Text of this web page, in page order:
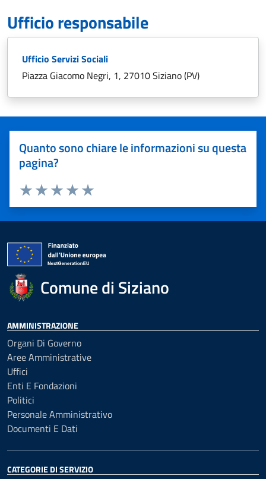
Ufficio responsabile
Ufficio Servizi Sociali
Piazza Giacomo Negri, 1, 27010 Siziano (PV)
Quanto sono chiare le informazioni su questa
pagina?
Valuta 5 stelle su 5
Valuta 4 stelle su 5
Valuta 3 stelle su 5
Valuta 2 stelle su 5
Valuta 1 stelle su 5
Comune di Siziano
AMMINISTRAZIONE
Organi Di Governo
Aree Amministrative
Uffici
Enti E Fondazioni
Politici
Personale Amministrativo
Documenti E Dati
CATEGORIE DI SERVIZIO